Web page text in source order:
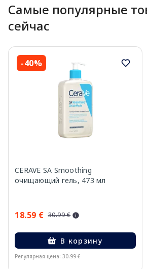
Самые популярные
сейчас
-40%
CERAVE SA Smoothing
очищающий гель, 473 мл
18.59 € 30.99 €
В корзину
Регулярная цена: 30.99 €